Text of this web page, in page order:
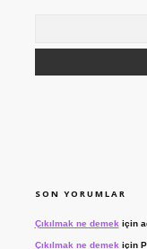
SON YORUMLAR
Çıkılmak ne demek için
Çıkılmak ne demek için